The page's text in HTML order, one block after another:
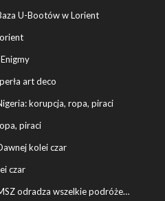
U-Bootów w Lorient
art deco
korupcja, ropa, piraci
piraci
kolei czar
czar
odradza wszelkie podróże…